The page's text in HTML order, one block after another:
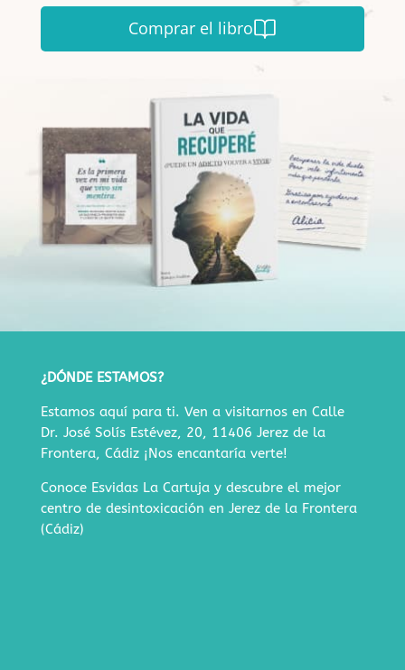
Comprar el libro
¿DÓNDE ESTAMOS?
Estamos aquí para ti. Ven a visitarnos en Calle
Dr. José Solís Estévez, 20, 11406 Jerez de la
Frontera, Cádiz¡Nos encantaría verte!
Conoce Esvidas La Cartuja y descubre el mejor
centro de desintoxicación en Jerez de la Frontera
(Cádiz)